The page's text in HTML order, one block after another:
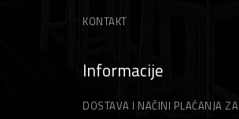
KONTAKT
Informacije
DOSTAVA I NAČINI PLAĆANJA ZA